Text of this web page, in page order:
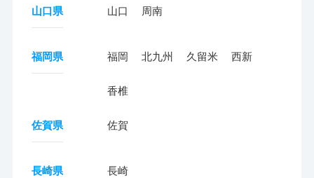
山口県 山口 周南
福岡県 福岡 北九州 久留米 西新
香椎
佐賀県 佐賀
長崎県 長崎